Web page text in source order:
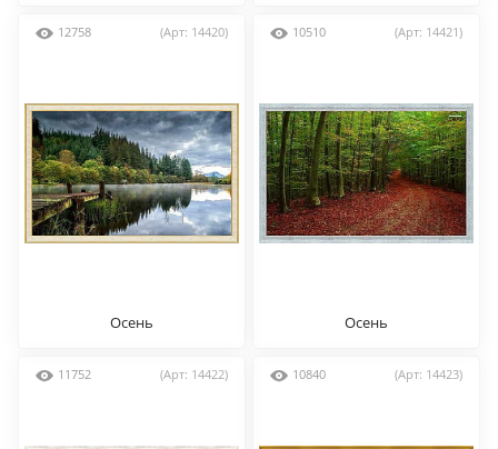
12758 (Арт: 14420)
Осень
10510 (Арт: 14421)
Осень
11752 (Арт: 14422) 10840 (Арт: 14423)